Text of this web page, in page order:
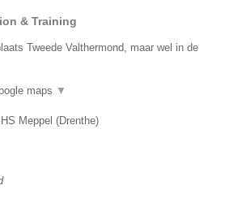
& Training
Tweede Valthermond, maar wel in de
maps ▼
Meppel (Drenthe)